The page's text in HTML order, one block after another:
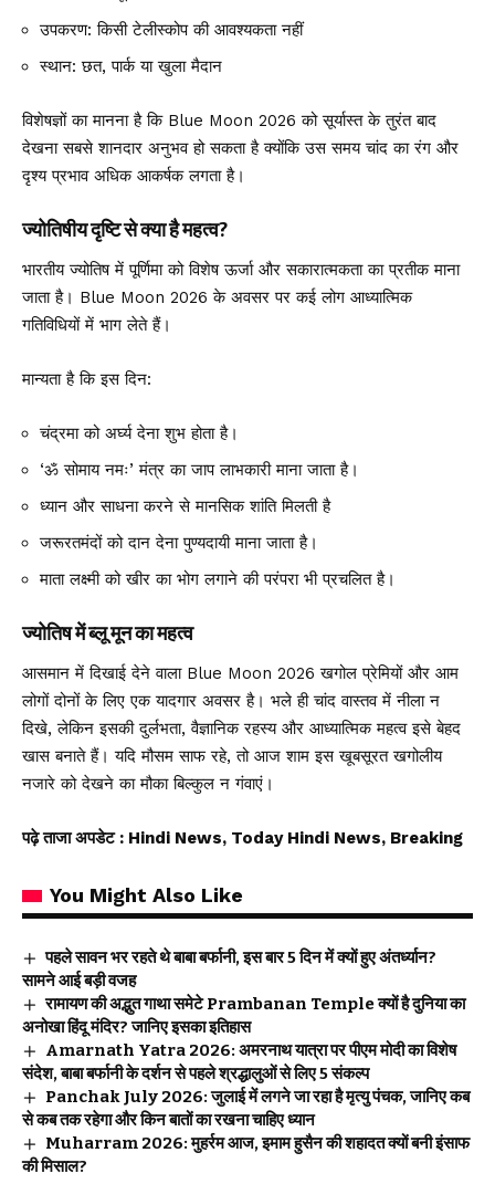
उपकरण: किसी टेलीस्कोप की आवश्यकता नहीं
स्थान: छत, पार्क या खुला मैदान
विशेषज्ञों का मानना है कि Blue Moon 2026 को सूर्यास्त के तुरंत बाद
देखना सबसे शानदार अनुभव हो सकता है क्योंकि उस समय चांद का रंग और
दृश्य प्रभाव अधिक आकर्षक लगता है।
ज्योतिषीय दृष्टि से क्या है महत्व?
भारतीय ज्योतिष में पूर्णिमा को विशेष ऊर्जा और सकारात्मकता का प्रतीक माना
जाता है। Blue Moon 2026 के अवसर पर कई लोग आध्यात्मिक
गतिविधियों में भाग लेते हैं।
मान्यता है कि इस दिन:
चंद्रमा को अर्घ्य देना शुभ होता है।
‘ॐ सोमाय नमः’ मंत्र का जाप लाभकारी माना जाता है।
ध्यान और साधना करने से मानसिक शांति मिलती है
जरूरतमंदों को दान देना पुण्यदायी माना जाता है।
माता लक्ष्मी को खीर का भोग लगाने की परंपरा भी प्रचलित है।
ज्योतिष में ब्लू मून का महत्व
आसमान में दिखाई देने वाला Blue Moon 2026 खगोल प्रेमियों और आम
लोगों दोनों के लिए एक यादगार अवसर है। भले ही चांद वास्तव में नीला न
दिखे, लेकिन इसकी दुर्लभता, वैज्ञानिक रहस्य और आध्यात्मिक महत्व इसे बेहद
खास बनाते हैं। यदि मौसम साफ रहे, तो आज शाम इस खूबसूरत खगोलीय
नजारे को देखने का मौका बिल्कुल न गंवाएं।
पढ़े ताजा अपडेट : Hindi News, Today Hindi News, Breaking
You Might Also Like
पहले सावन भर रहते थे बाबा बर्फानी, इस बार 5 दिन में क्यों हुए अंतर्ध्यान?
सामने आई बड़ी वजह
रामायण की अद्भुत गाथा समेटे Prambanan Temple क्यों है दुनिया का
अनोखा हिंदू मंदिर? जानिए इसका इतिहास
Amarnath Yatra 2026: अमरनाथ यात्रा पर पीएम मोदी का विशेष
संदेश, बाबा बर्फानी के दर्शन से पहले श्रद्धालुओं से लिए 5 संकल्प
Panchak July 2026: जुलाई में लगने जा रहा है मृत्यु पंचक, जानिए कब
से कब तक रहेगा और किन बातों का रखना चाहिए ध्यान
Muharram 2026: मुहर्रम आज, इमाम हुसैन की शहादत क्यों बनी इंसाफ
की मिसाल?